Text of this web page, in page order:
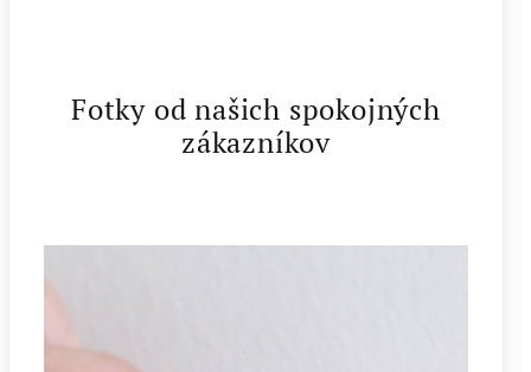
Fotky od našich spokojných
zákazníkov